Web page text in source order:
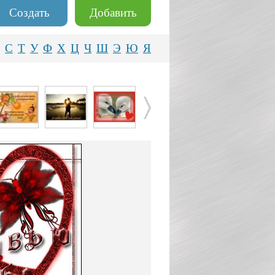
Добавить
Создать
С Т У Ф Х Ц Ч Ш Э Ю Я